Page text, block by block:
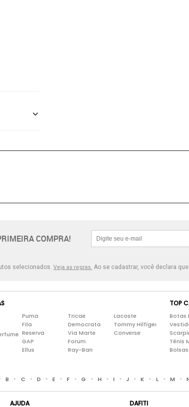
COMPRA!
selecionados. Veja as regras. Ao se cadastrar, você declara
Puma
Fila
Reserva
GAP
Ellus
Tricae
Democrata
Via Marte
Forum
Ray-Ban
Lacoste
Tommy Hilfiger
Converse
TOP
Botas
Tênis
Bolsas
B • C • D • E • F • G • H • I • J • K • L • M •
AJUDA DAFITI